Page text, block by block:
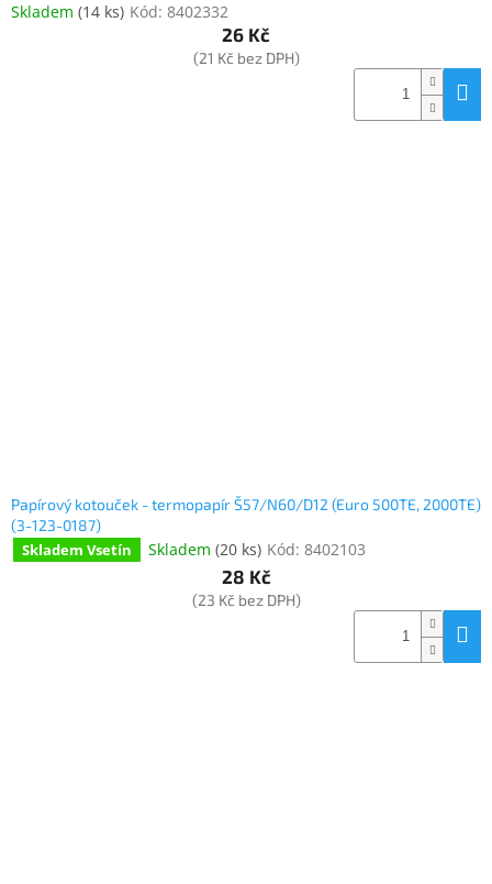
Skladem (14 ks) Kód: 8402332
26 Kč
(21 Kč bez DPH)
Papírový kotouček - termopapír Š57/N60/D12 (Euro 500TE, 2000TE)
(3-123-0187)
Skladem Vsetín Skladem (20 ks) Kód: 8402103
28 Kč
(23 Kč bez DPH)